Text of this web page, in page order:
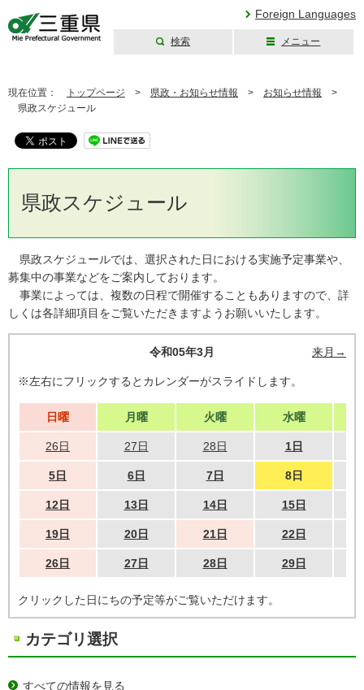
Foreign Languages
検索 メニュー
現在位置： トップページ > 県政・お知らせ情報 > お知らせ情報 >
県政スケジュール
県政スケジュール
県政スケジュールでは、選択された日における実施予定事業や、
募集中の事業などをご案内しております。
事業によっては、複数の日程で開催することもありますので、詳
しくは各詳細項目をご覧いただきますようお願いいたします。
令和05年3月 来月→
※左右にフリックするとカレンダーがスライドします。
日曜 月曜 火曜 水曜
26日 27日 28日 1日
5日 6日 7日 8日
12日 13日 14日 15日
19日 20日 21日 22日
26日 27日 28日 29日
クリックした日にちの予定等がご覧いただけます。
カテゴリ選択
すべての情報を見る